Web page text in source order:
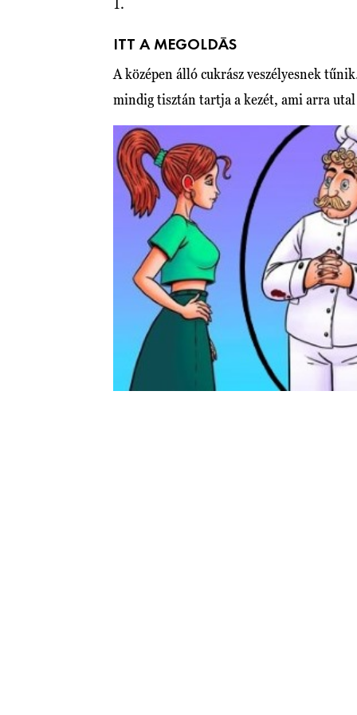
1.
ITT A MEGOLDÁS
A középen álló cukrász veszélyesnek
mindig tisztán tartja a kezét, ami arra